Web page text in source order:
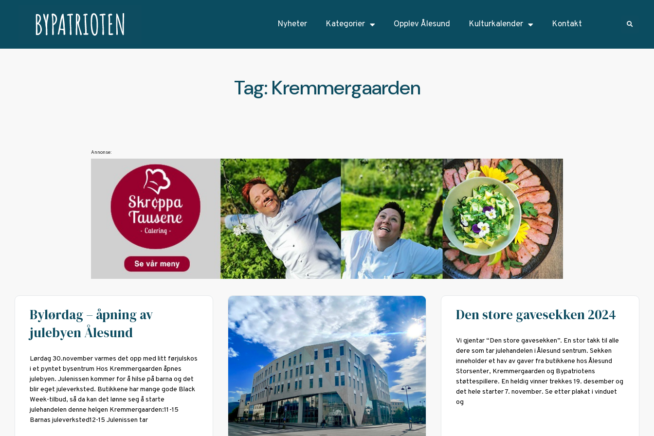
Nyheter Kategorier Opplev Ålesund Kulturkalender Kontakt
Tag: Kremmergaarden
Annonse:
Bylørdag – åpning av
julebyen Ålesund
Lørdag 30.november varmes det opp med litt førjulskos
i et pyntet bysentrum Hos Kremmergaarden åpnes
julebyen. Julenissen kommer for å hilse på barna og det
blir eget juleverksted. Butikkene har mange gode Black
Week-tilbud, så da kan det lønne seg å starte
julehandelen denne helgen Kremmergaarden:11-15
Barnas juleverksted12-15 Julenissen tar
Den store gavesekken 2024
Vi gjentar “Den store gavesekken”. En stor takk til alle
dere som tar julehandelen i Ålesund sentrum. Sekken
inneholder et hav av gaver fra butikkene hos Ålesund
Storsenter, Kremmergaarden og Bypatriotens
støttespillere. En heldig vinner trekkes 19. desember og
det hele starter 7. november. Se etter plakat i vinduet
og